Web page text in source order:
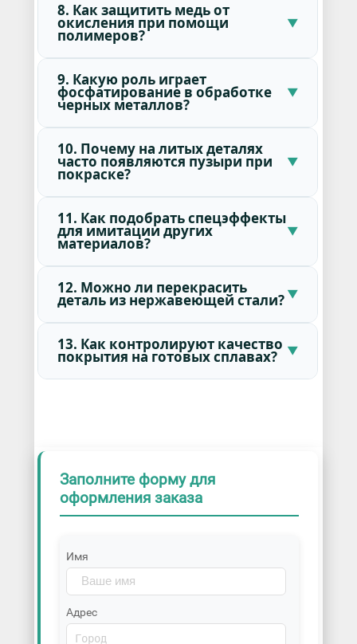
8. Как защитить медь от
окисления при помощи
полимеров?
9. Какую роль играет
фосфатирование в обработке
черных металлов?
10. Почему на литых деталях
часто появляются пузыри при
покраске?
11. Как подобрать спецэффекты
для имитации других
материалов?
12. Можно ли перекрасить
деталь из нержавеющей стали?
13. Как контролируют качество
покрытия на готовых сплавах?
Заполните форму для
оформления заказа
Имя
Адрес